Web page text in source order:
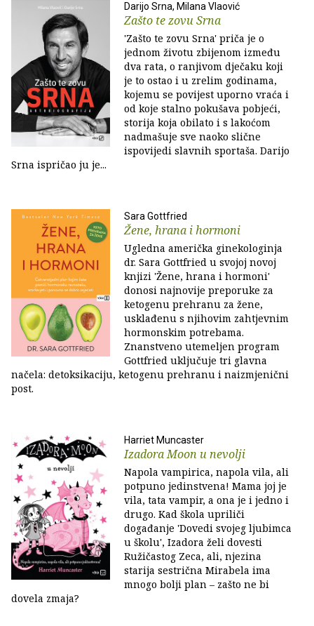
Darijo Srna, Milana Vlaović
Zašto te zovu Srna
'Zašto te zovu Srna' priča je o
jednom životu zbijenom između
dva rata, o ranjivom dječaku koji
je to ostao i u zrelim godinama,
kojemu se povijest uporno vraća i
od koje stalno pokušava pobjeći,
storija koja obilato i s lakoćom
nadmašuje sve naoko slične
ispovijedi slavnih sportaša. Darijo
Srna ispričao ju je...
Sara Gottfried
Žene, hrana i hormoni
Ugledna američka ginekologinja
dr. Sara Gottfried u svojoj novoj
knjizi 'Žene, hrana i hormoni'
donosi najnovije preporuke za
ketogenu prehranu za žene,
usklađenu s njihovim zahtjevnim
hormonskim potrebama.
Znanstveno utemeljen program
Gottfried uključuje tri glavna
načela: detoksikaciju, ketogenu prehranu i naizmjenični
post.
Harriet Muncaster
Izadora Moon u nevolji
Napola vampirica, napola vila, ali
potpuno jedinstvena! Mama joj je
vila, tata vampir, a ona je i jedno i
drugo. Kad škola upriliči
događanje 'Dovedi svojeg ljubimca
u školu', Izadora želi dovesti
Ružičastog Zeca, ali, njezina
starija sestrična Mirabela ima
mnogo bolji plan – zašto ne bi
dovela zmaja?